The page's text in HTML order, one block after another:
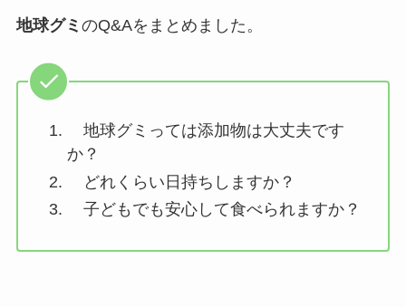
地球グミ のQ&Aをまとめました。
地球グミっては添加物は大丈夫です
か？
どれくらい日持ちしますか？
子どもでも安心して食べられますか？